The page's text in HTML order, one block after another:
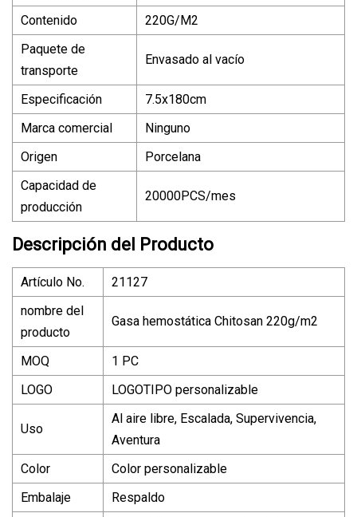
Contenido
220G/M2
Paquete de
transporte
Envasado al vacío
Especificación
7.5x180cm
Marca comercial
Ninguno
Origen
Porcelana
Capacidad de
producción
20000PCS/mes
Descripción del Producto
Artículo No.
21127
nombre del
producto
Gasa hemostática Chitosan 220g/m2
MOQ
1 PC
LOGO
LOGOTIPO personalizable
Uso
Al aire libre, Escalada, Supervivencia,
Aventura
Color
Color personalizable
Embalaje
Respaldo